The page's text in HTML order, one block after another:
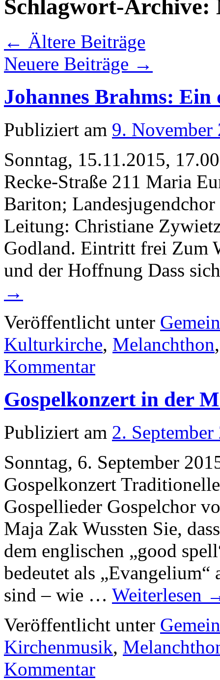
Schlagwort-Archive:
← Ältere Beiträge
Neuere Beiträge →
Johannes Brahms: Ein
Publiziert am 9. November
Sonntag, 15.11.2015,
Recke-Straße 211 Maria
Bariton;
Leitung: Christiane
Godland. Eintritt frei Zum
und der Hoffnung Dass
→
Veröffentlicht unter
Kulturkirche, Melanchthon
Kommentar
Gospelkonzert in der
Publiziert am 2. September
Sonntag, 6. September
Gospelkonzert
Gospellieder Gospelchor
Maja Zak Wussten Sie,
dem englischen „good
bedeutet als „Evangelium“
sind – wie … Weiterlesen
Veröffentlicht unter
Kirchenmusik,
Kommentar